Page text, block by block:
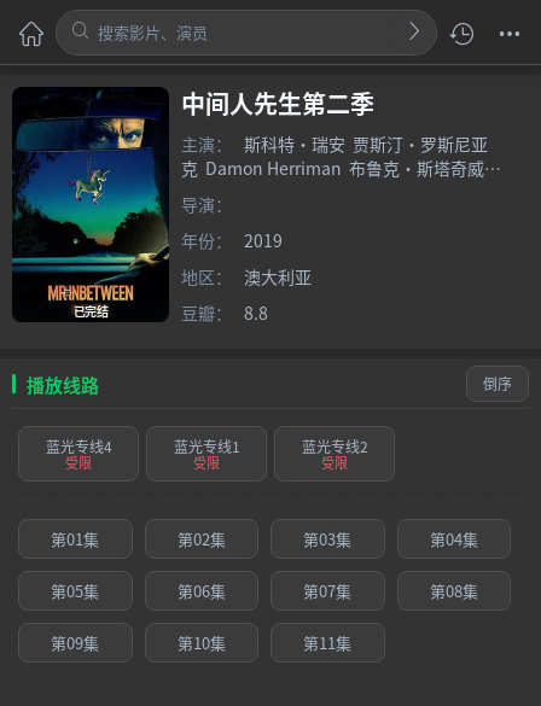
已完结
中间人先生第二季
主演： 斯科特·瑞安 贾斯汀·罗斯尼亚
克 Damon Herriman 布鲁克·斯塔奇威
尔 Chika Yasumura
导演：
年份：
2019
地区：
澳大利亚
豆瓣：
8.8
播放线路 倒序
蓝光专线4
受限
蓝光专线1
受限
蓝光专线2
受限
第01集 第02集 第03集 第04集
第05集 第06集 第07集 第08集
第09集 第10集 第11集